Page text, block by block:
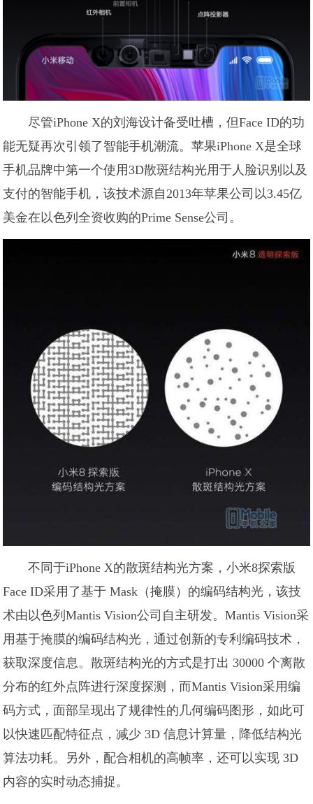
尽管iPhone X的刘海设计备受吐槽，但Face ID的功
能无疑再次引领了智能手机潮流。苹果iPhone X是全球
手机品牌中第一个使用3D散斑结构光用于人脸识别以及
支付的智能手机，该技术源自2013年苹果公司以3.45亿
美金在以色列全资收购的Prime Sense公司。
不同于iPhone X的散斑结构光方案，小米8探索版
Face ID采用了基于 Mask（掩膜）的编码结构光，该技
术由以色列Mantis Vision公司自主研发。Mantis Vision采
用基于掩膜的编码结构光，通过创新的专利编码技术，
获取深度信息。散斑结构光的方式是打出 30000 个离散
分布的红外点阵进行深度探测，而Mantis Vision采用编
码方式，面部呈现出了规律性的几何编码图形，如此可
以快速匹配特征点，减少 3D 信息计算量，降低结构光
算法功耗。另外，配合相机的高帧率，还可以实现 3D
内容的实时动态捕捉。